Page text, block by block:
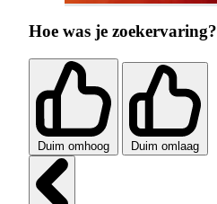
Hoe was je zoekervaring?
Duim omhoog Duim omlaag